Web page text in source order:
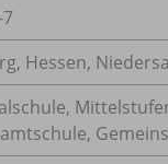
Hessen,